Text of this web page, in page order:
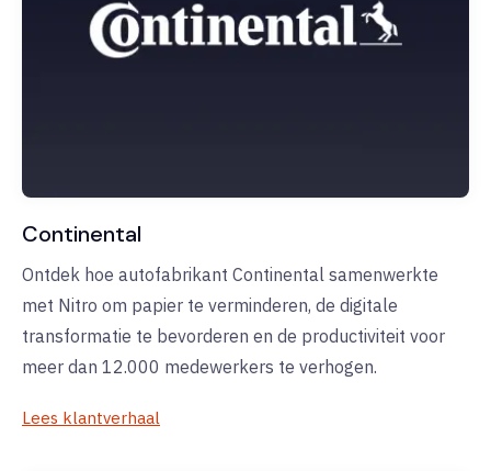
Continental
Ontdek hoe autofabrikant Continental samenwerkte
met Nitro om papier te verminderen, de digitale
transformatie te bevorderen en de productiviteit voor
meer dan 12.000 medewerkers te verhogen.
Lees klantverhaal